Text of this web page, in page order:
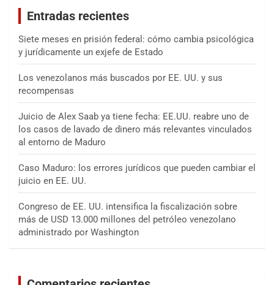
Entradas recientes
Siete meses en prisión federal: cómo cambia psicológica
y jurídicamente un exjefe de Estado
Los venezolanos más buscados por EE. UU. y sus
recompensas
Juicio de Alex Saab ya tiene fecha: EE.UU. reabre uno de
los casos de lavado de dinero más relevantes vinculados
al entorno de Maduro
Caso Maduro: los errores jurídicos que pueden cambiar el
juicio en EE. UU.
Congreso de EE. UU. intensifica la fiscalización sobre
más de USD 13.000 millones del petróleo venezolano
administrado por Washington